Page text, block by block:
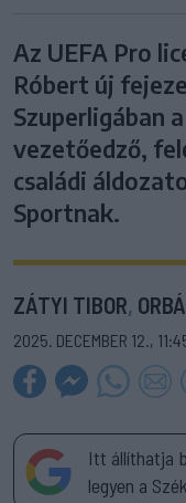
Az UEFA Pro
Róbert új
Szuperligában
vezetőedző,
családi
Sportnak.
ZÁTYI TIBOR,
2025. DECEMBER 12.,
Itt állíthatja
legyen a